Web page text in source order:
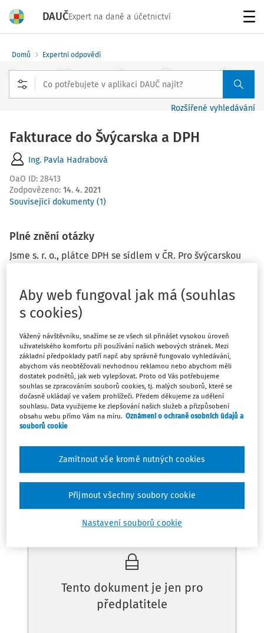
DAUČExpert na daně a účetnictví
Domů Expertní odpovědi
Rozšířené vyhledávání
Fakturace do Švýcarska a DPH
Ing. Pavla Hadrabová
OaO ID: 28413
Zodpovězeno: 14. 4. 2021
Související dokumenty (1)
Plné znění otázky
Jsme s. r. o., plátce DPH se sídlem v ČR. Pro švýcarskou
také technickou dokumentaci. Všechny vývojářské práce
(včetně zpracování technické dokumentace) probíhaly v
tuzemsku. Teď máme tyto vývojářské práce i technickou
dokumentaci fakturovat (v ceně 32008,0 CHF) výše
zmíněné švýcarské firmě. Musíme na tyto práce vystavit
fakturu, kde bude uvedeno i česká DPH 21% (a toto DPH
pak odvést na FÚ), nebo je tato činnost osvobozena od
DPH, nebo vůbec nepodléhá DPH? A případně do kterého
řádku v přiznání k DPH je potřeba tuto fakturu uvést?
Odpověď
Máte předplatné?
Tento dokument je jen pro
předplatitele
Aby web fungoval jak má (souhlas
s cookies)
Vážený návštěvníku, snažíme se ze všech sil přinášet vysokou úroveň
uživatelského komfortu při používání našich webových stránek. Mezi
základní předpoklady patří např. aby správně fungovalo vyhledávání,
abychom vás neobtěžovali nevhodnou reklamou nebo abychom měli
dostatek podnětů, jak web vylepšovat. Proto od Vás potřebujeme
souhlas se zpracováním souborů cookies, tj. malých souborů, které se
dočasně ukládají ve vašem prohlížeči. Předem děkujeme za udělení
souhlasu. Data využijeme ke zlepšování našich služeb a přizpůsobení
obsahu webu přímo Vám na míru. Oznámení o ochraně osobních údajů a
souborů cookie
Nastavení souborů cookie
Zamítnout vše kromě nutných cookies
Přijmout všechny soubory cookie